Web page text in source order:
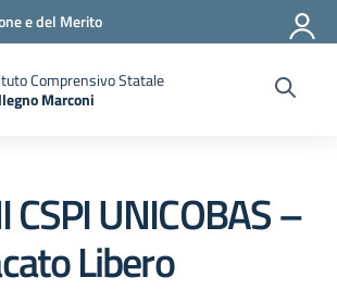
e del Merito
Comprensivo Statale
Marconi
CSPI UNICOBAS –
Libero